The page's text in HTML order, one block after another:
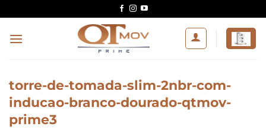
to
content
torre-de-tomada-slim-2nbr-com-
inducao-branco-dourado-qtmov-
prime3